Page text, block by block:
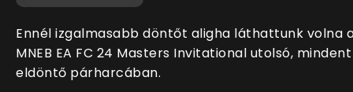
Ennél izgalmasabb döntőt aligha láthattunk volna
MNEB EA FC 24 Masters Invitational utolsó, mindent
eldöntő párharcában.